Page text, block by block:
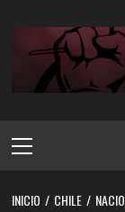
contenido
principal
INICIO CHILE